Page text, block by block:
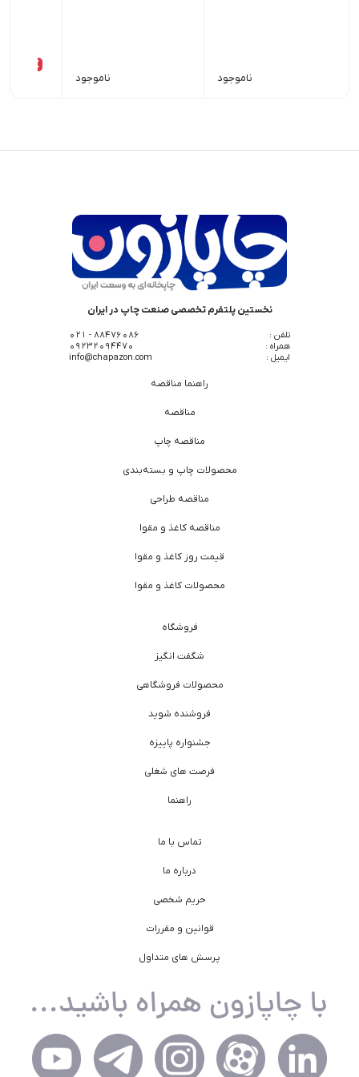
ناموجود ناموجود
18٪
نخستین پلتفرم تخصصی صنعت چاپ در ایران
تلفن :
88476086 - 021
همراه :
09232094470
ایمیل :
info@chapazon.com
راهنما مناقصه
مناقصه
مناقصه چاپ
محصولات چاپ و بسته‌بندی
مناقصه طراحی
مناقصه کاغذ و مقوا
قیمت روز کاغذ و مقوا
محصولات کاغذ و مقوا
فروشگاه
شگفت انگیز
محصولات فروشگاهی
فروشنده شوید
جشنواره پاییزه
فرصت های شغلی
راهنما
تماس با ما
درباره ما
حریم شخصی
قوانین و مقررات
پرسش های متداول